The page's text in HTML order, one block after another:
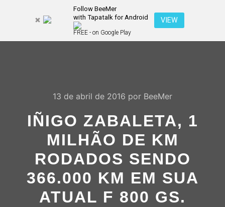
Follow BeeMer
with Tapatalk for Android
FREE - on Google Play
VIEW
13 de abril de 2016 por BeeMer
IÑIGO ZABALETA, 1
MILHÃO DE KM
RODADOS SENDO
366.000 KM EM SUA
ATUAL F 800 GS.